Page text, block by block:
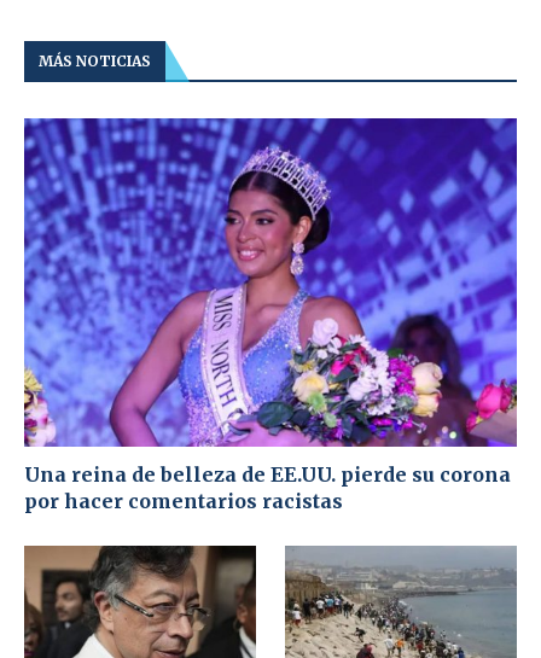
MÁS NOTICIAS
Una reina de belleza de EE.UU. pierde su corona
por hacer comentarios racistas